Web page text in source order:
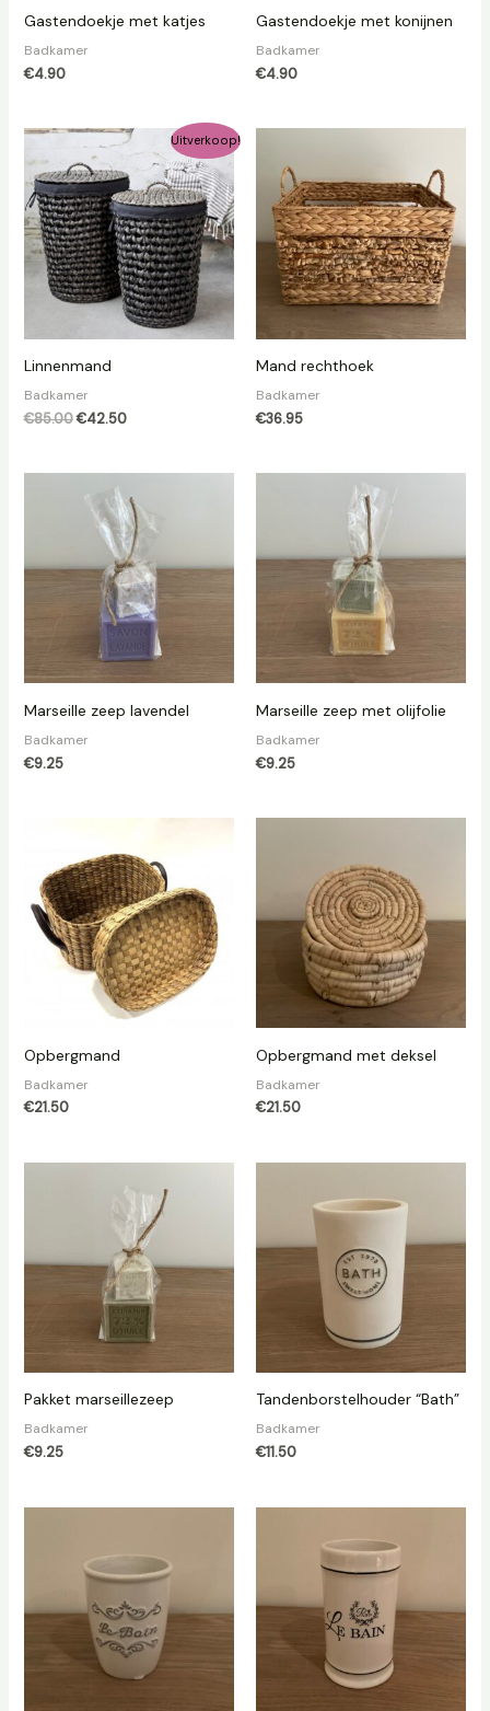
Gastendoekje met katjes
Badkamer
€4.90
Gastendoekje met konijnen
Badkamer
€4.90
Uitverkoop!
Linnenmand
Badkamer
€85.00
Oorspronkelijke
prijs
was:
€85.00.
€42.50
Huidige
prijs
is:
€42.50.
Mand rechthoek
Badkamer
€36.95
Marseille zeep lavendel
Badkamer
€9.25
Marseille zeep met olijfolie
Badkamer
€9.25
Opbergmand
Badkamer
€21.50
Opbergmand met deksel
Badkamer
€21.50
Pakket marseillezeep
Badkamer
€9.25
Tandenborstelhouder “Bath”
Badkamer
€11.50